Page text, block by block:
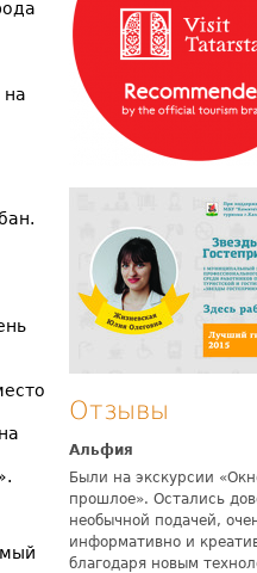
на
Отзывы
Альфия
Были на экскурсии
прошлое». Остались
необычной подачей,
информативно и
благодаря новым